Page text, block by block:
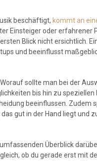
beschäftigt, kommt an
Einsteiger oder erfahrener
Blick nicht ersichtlich.
und beeinflusst
sollte man bei der
bis hin zu
beeinflussen.
gut in der Hand liegt und
Überblick
ob du gerade erst mit